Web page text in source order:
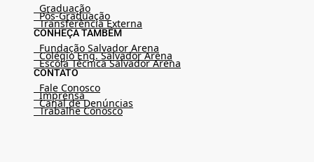
Graduação
Pós-Graduação
Transferência Externa
CONHEÇA TAMBÉM
Fundação Salvador Arena
Colégio Eng. Salvador Arena
Escola Técnica Salvador Arena
CONTATO
Fale Conosco
Imprensa
Canal de Denúncias
Trabalhe Conosco